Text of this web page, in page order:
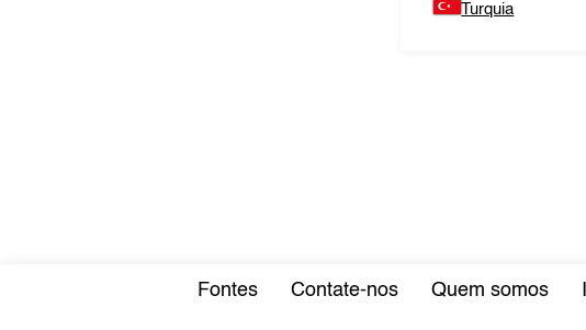
Turquia
Fontes Contate-nos Quem somos